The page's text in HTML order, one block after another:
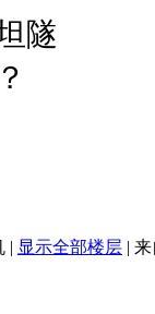
隧
| 显示全部楼层 | 来